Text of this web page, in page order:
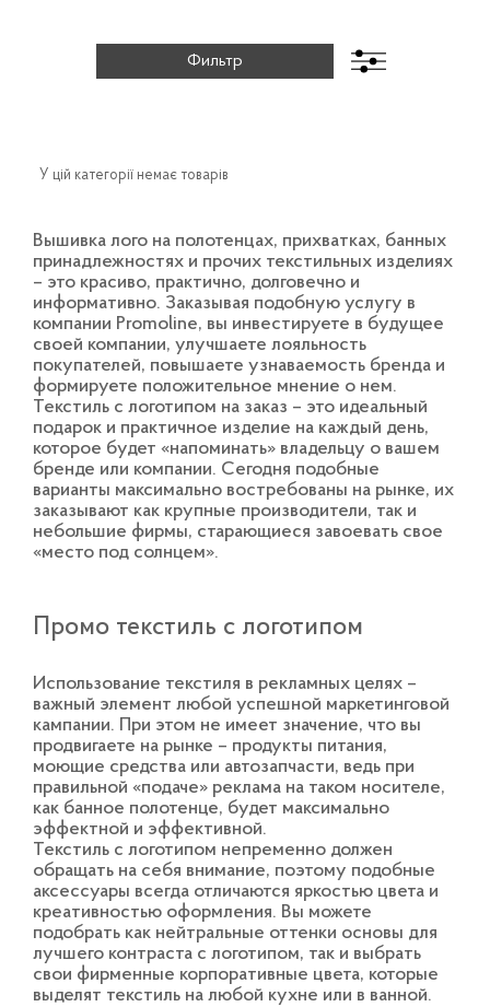
У цій категорії немає товарів
Вышивка лого на полотенцах, прихватках, банных
принадлежностях и прочих текстильных изделиях
– это красиво, практично, долговечно и
информативно. Заказывая подобную услугу в
компании Promoline, вы инвестируете в будущее
своей компании, улучшаете лояльность
покупателей, повышаете узнаваемость бренда и
формируете положительное мнение о нем.
Текстиль с логотипом на заказ – это идеальный
подарок и практичное изделие на каждый день,
которое будет «напоминать» владельцу о вашем
бренде или компании. Сегодня подобные
варианты максимально востребованы на рынке, их
заказывают как крупные производители, так и
небольшие фирмы, старающиеся завоевать свое
«место под солнцем».
Промо текстиль с логотипом
Использование текстиля в рекламных целях –
важный элемент любой успешной маркетинговой
кампании. При этом не имеет значение, что вы
продвигаете на рынке – продукты питания,
моющие средства или автозапчасти, ведь при
правильной «подаче» реклама на таком носителе,
как банное полотенце, будет максимально
эффектной и эффективной.
Текстиль с логотипом непременно должен
обращать на себя внимание, поэтому подобные
аксессуары всегда отличаются яркостью цвета и
креативностью оформления. Вы можете
подобрать как нейтральные оттенки основы для
лучшего контраста с логотипом, так и выбрать
свои фирменные корпоративные цвета, которые
выделят текстиль на любой кухне или в ванной.